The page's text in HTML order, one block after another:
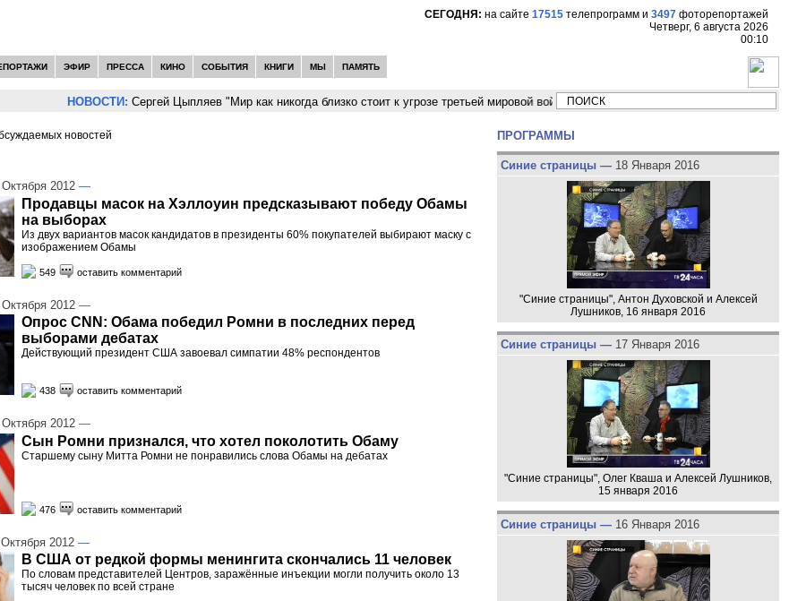
СЕГОДНЯ: на сайте 17515 телепрограмм и 3497 фоторепортажей
Четверг, 6 августа 2026
00:10
ЭФИР ПРЕССА КИНО СОБЫТИЯ КНИГИ МЫ ПАМЯТЬ
НОВОСТИ: Сергей Цыпляев "Мир как никогда близко стоит к угрозе третьей мировой войны" Модельер Владимир Бухинник "Мода
новостей
2012 —
Продавцы масок на Хэллоуин предсказывают победу Обамы
на выборах
Из двух вариантов масок кандидатов в президенты 60% покупателей выбирают маску с
изображением Обамы
549 оставить комментарий
2012 —
Опрос CNN: Обама победил Ромни в последних перед
выборами дебатах
Действующий президент США завоевал симпатии 48% респондентов
438 оставить комментарий
2012 —
Сын Ромни признался, что хотел поколотить Обаму
Старшему сыну Митта Ромни не понравились слова Обамы на дебатах
476 оставить комментарий
2012 —
В США от редкой формы менингита скончались 11 человек
По словам представителей Центров, заражённые инъекции могли получить около 13
тысяч человек по всей стране
ПРОГРАММЫ
Синие страницы — 18 Января 2016
"Синие страницы", Антон Духовской и Алексей
Лушников, 16 января 2016
Синие страницы — 17 Января 2016
"Синие страницы", Олег Кваша и Алексей Лушников,
15 января 2016
Синие страницы — 16 Января 2016